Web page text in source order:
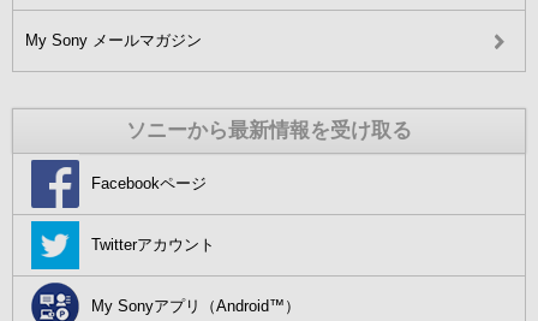
My Sony メールマガジン
ソニーから最新情報を受け取る
Facebookページ
Twitterアカウント
My Sonyアプリ（Android™）